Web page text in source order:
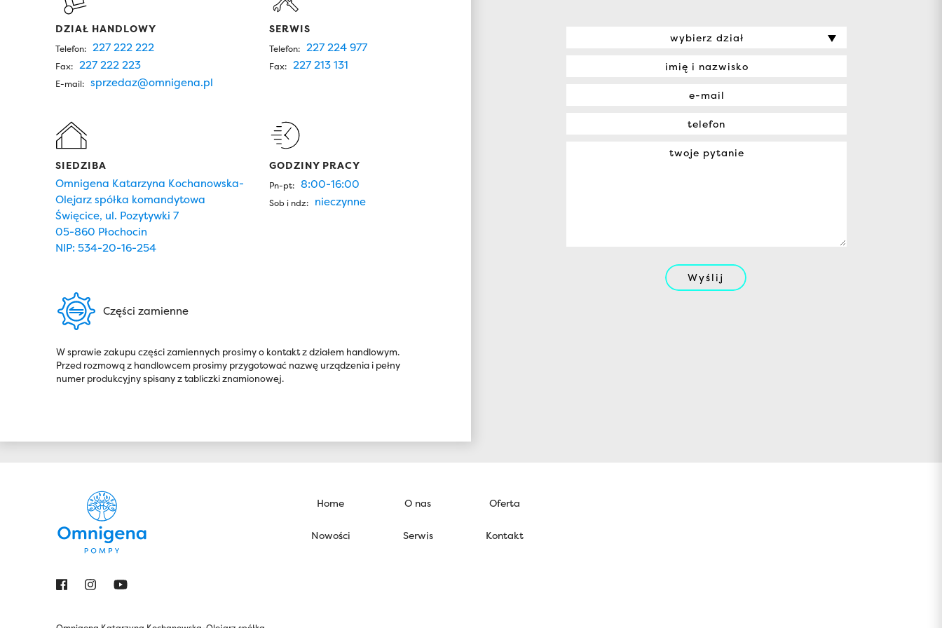
DZIAŁ HANDLOWY
Telefon: 227 222 222
Fax: 227 222 223
E-mail: sprzedaz@omnigena.pl
SERWIS
Telefon: 227 224 977
Fax: 227 213 131
SIEDZIBA
Omnigena Katarzyna Kochanowska-
Olejarz spółka komandytowa
Święcice, ul. Pozytywki 7
05-860 Płochocin
NIP: 534-20-16-254
GODZINY PRACY
Pn-pt: 8:00-16:00
Sob i ndz: nieczynne
Części zamienne
W sprawie zakupu części zamiennych prosimy o kontakt z działem handlowym.
Przed rozmową z handlowcem prosimy przygotować nazwę urządzenia i pełny
numer produkcyjny spisany z tabliczki znamionowej.
wybierz dział
Wyślij
Home O nas Oferta
Nowości Serwis Kontakt